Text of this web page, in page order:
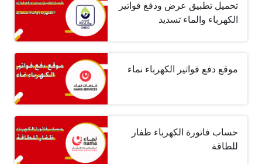
تحميل تطبيق عرض ودفع فواتير
الكهرباء والماء تسديد
موقع دفع فواتير الكهرباء نماء
حساب فاتورة الكهرباء ظفار
للطاقة